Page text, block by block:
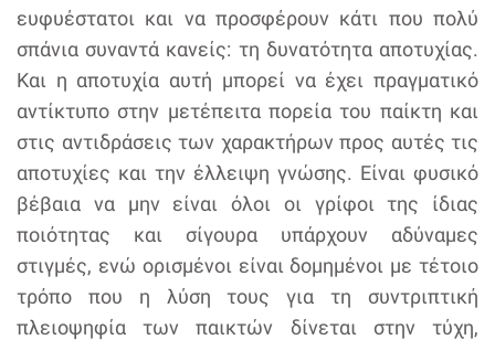
ευφυέστατοι και να προσφέρουν κάτι που πολύ
σπάνια συναντά κανείς: τη δυνατότητα αποτυχίας.
Και η αποτυχία αυτή μπορεί να έχει πραγματικό
αντίκτυπο στην μετέπειτα πορεία του παίκτη και
στις αντιδράσεις των χαρακτήρων προς αυτές τις
αποτυχίες και την έλλειψη γνώσης. Είναι φυσικό
βέβαια να μην είναι όλοι οι γρίφοι της ίδιας
ποιότητας και σίγουρα υπάρχουν αδύναμες
στιγμές, ενώ ορισμένοι είναι δομημένοι με τέτοιο
τρόπο που η λύση τους για τη συντριπτική
πλειοψηφία των παικτών δίνεται στην τύχη,